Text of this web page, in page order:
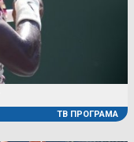
ТВ ПРОГРАМА